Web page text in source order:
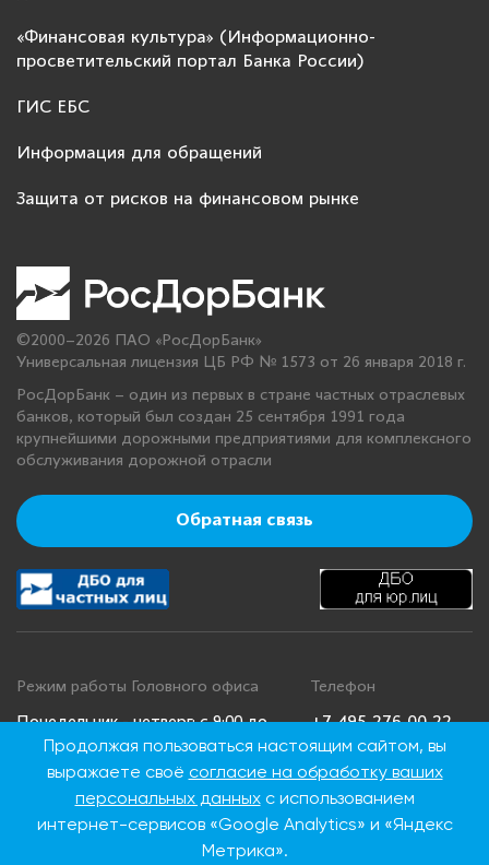
«Финансовая культура» (Информационно-
просветительский портал Банка России)
ГИС ЕБС
Информация для обращений
Защита от рисков на финансовом рынке
©2000–2026 ПАО «РосДорБанк»
Универсальная лицензия ЦБ РФ № 1573 от 26 января 2018 г.
РосДорБанк – один из первых в стране частных отраслевых
банков, который был создан 25 сентября 1991 года
крупнейшими дорожными предприятиями для комплексного
обслуживания дорожной отрасли
Обратная связь
Режим работы Головного офиса
Понедельник - четверг: с 9:00 до
18:00
Пятница: с 9:00 до 16:45
Суббота, воскресенье: выходные
дни
Телефон
+7 495 276 00 22
8 800 100 00 22
(Бесплатно по
России)
Продолжая пользоваться настоящим сайтом, вы
выражаете своё согласие на обработку ваших
персональных данныхс использованием
интернет-сервисов «Google Analytics» и «Яндекс
Метрика».